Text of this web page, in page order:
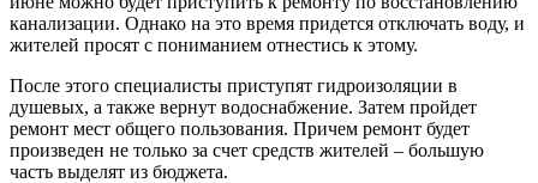
канализации. Однако на это время придется отключать воду, и
жителей просят с пониманием отнестись к этому.
После этого специалисты приступят гидроизоляции в
душевых, а также вернут водоснабжение. Затем пройдет
ремонт мест общего пользования. Причем ремонт будет
произведен не только за счет средств жителей – большую
часть выделят из бюджета.